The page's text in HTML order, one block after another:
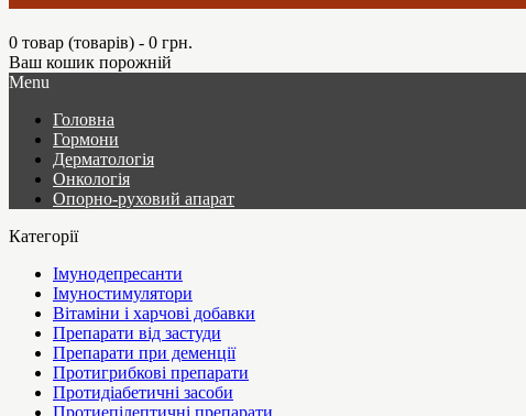
0 товар (товарів) - 0 грн.
Ваш кошик порожній
Menu
Головна
Гормони
Дерматологія
Онкологія
Опорно-руховий апарат
Категорії
Імунодепресанти
Імуностимулятори
Вітаміни і харчові добавки
Препарати від застуди
Препарати при деменції
Протигрибкові препарати
Протидіабетичні засоби
Протиепілептичні препарати